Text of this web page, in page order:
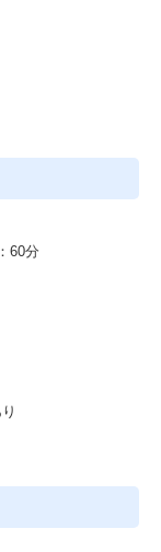
センティブ
ブ
ムのみ/入社後半
60分